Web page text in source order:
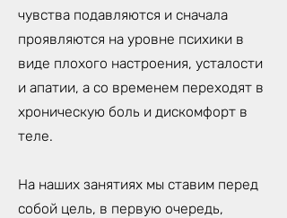
чувства подавляются и сначала
проявляются на уровне психики в
виде плохого настроения, усталости
и апатии, а со временем переходят в
хроническую боль и дискомфорт в
теле.
На наших занятиях мы ставим перед
собой цель, в первую очередь,